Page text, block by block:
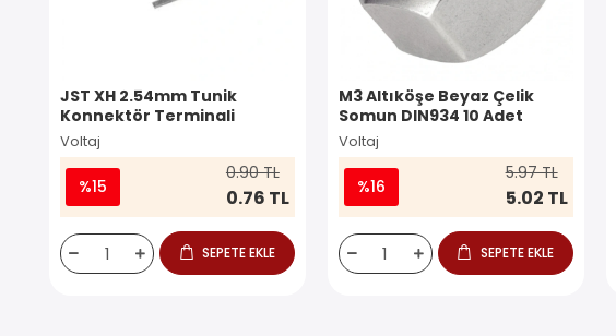
JST XH 2.54mm Tunik
Konnektör Terminali
Voltaj
%15
0.90 TL
0.76 TL
SEPETE EKLE
M3 Altıköşe Beyaz Çelik
Somun DIN934 10 Adet
Voltaj
%16
5.97 TL
5.02 TL
SEPETE EKLE